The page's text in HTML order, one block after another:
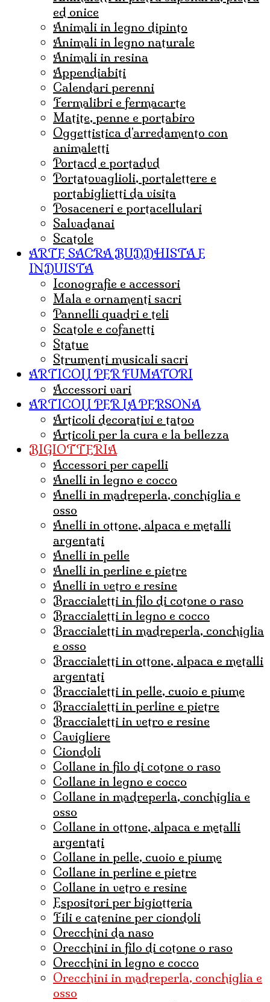
ed onice
animali in legno dipinto
animali in legno naturale
animali in resina
appendiabiti
calendari perenni
fermalibri e fermacarte
matite, penne e portabiro
oggettistica d'arredamento con
animaletti
portacd e portadvd
portatovaglioli, portalettere e
portabiglietti da visita
posaceneri e portacellulari
salvadanai
scatole
ARTE SACRA BUDDHISTA E
INDUISTA
iconografie e accessori
mala e ornamenti sacri
pannelli quadri e teli
Scatole e cofanetti
statue
strumenti musicali sacri
ARTICOLI PER FUMATORI
Accessori vari
ARTICOLI PER LA PERSONA
articoli decorativi e tatoo
articoli per la cura e la bellezza
BIGIOTTERIA
accessori per capelli
anelli in legno e cocco
anelli in madreperla, conchiglia e
osso
anelli in ottone, alpaca e metalli
argentati
anelli in pelle
anelli in perline e pietre
anelli in vetro e resine
braccialetti in filo di cotone o raso
braccialetti in legno e cocco
braccialetti in madreperla, conchiglia
e osso
braccialetti in ottone, alpaca e metalli
argentati
braccialetti in pelle, cuoio e piume
braccialetti in perline e pietre
braccialetti in vetro e resine
cavigliere
ciondoli
collane in filo di cotone o raso
collane in legno e cocco
collane in madreperla, conchiglia e
osso
collane in ottone, alpaca e metalli
argentati
collane in pelle, cuoio e piume
collane in perline e pietre
collane in vetro e resine
espositori per bigiotteria
fili e catenine per ciondoli
Orecchini da naso
orecchini in filo di cotone o raso
orecchini in legno e cocco
orecchini in madreperla, conchiglia e
osso